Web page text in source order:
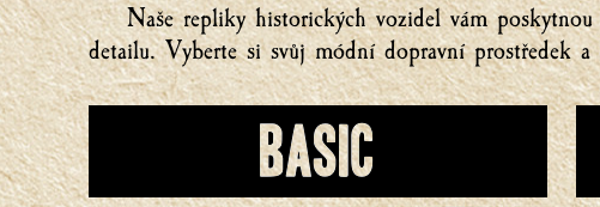
Naše repliky historických vozidel vám
detailu. Vyberte si svůj módní dopravní prostředek
Basic